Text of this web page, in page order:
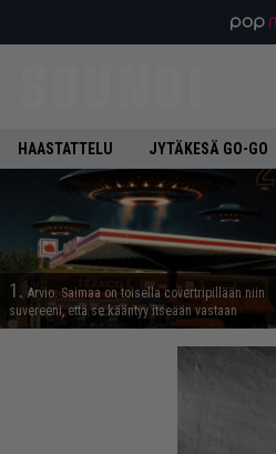
HAASTATTELU JYTÄKESÄ GO-GO
1. Arvio: Saimaa on toisella covertripillään niin
suvereeni, että se kääntyy itseään vastaan